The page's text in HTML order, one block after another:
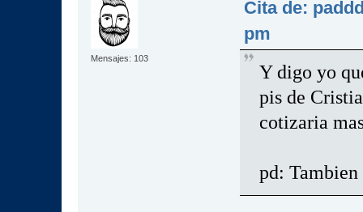
Mensajes: 103
Cita de:
pm
Y digo yo
pis de
cotizaria
pd: